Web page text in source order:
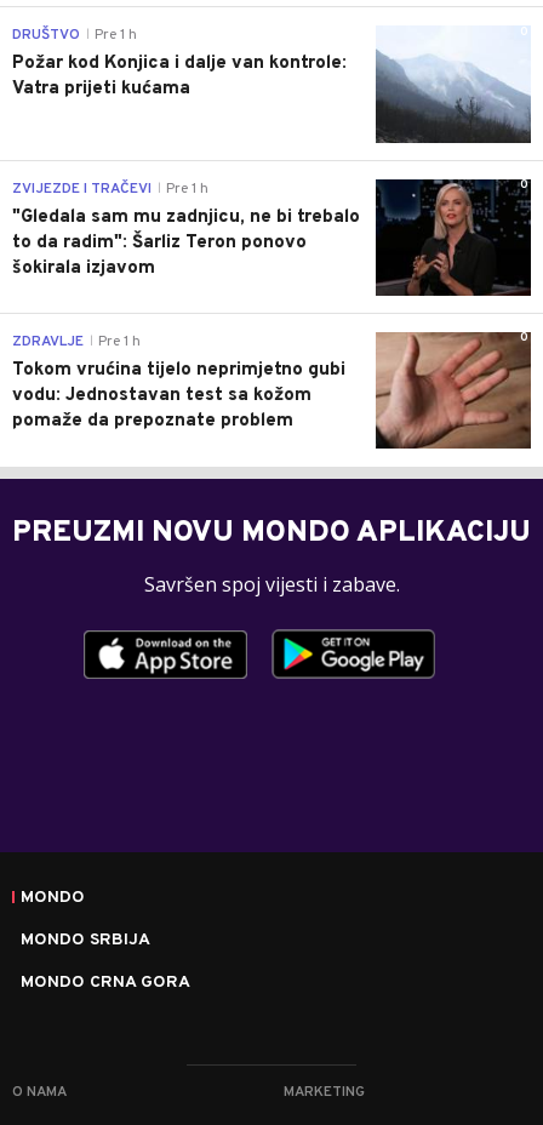
0
DRUŠTVO Pre 1 h
Požar kod Konjica i dalje van kontrole:
Vatra prijeti kućama
0
ZVIJEZDE I TRAČEVI Pre 1 h
"Gledala sam mu zadnjicu, ne bi trebalo
to da radim": Šarliz Teron ponovo
šokirala izjavom
0
ZDRAVLJE Pre 1 h
Tokom vrućina tijelo neprimjetno gubi
vodu: Jednostavan test sa kožom
pomaže da prepoznate problem
PREUZMI NOVU MONDO APLIKACIJU
Savršen spoj vijesti i zabave.
MONDO
MONDO SRBIJA
MONDO CRNA GORA
O NAMA MARKETING